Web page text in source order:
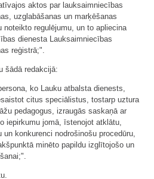
aktos par lauksaimniecības
uzglabāšanas un marķēšanas
regulējumu, un to apliecina
dienesta Lauksaimniecības
reģistrā;".
šādā redakcijā:
ko Lauku atbalsta dienests,
citus speciālistus, tostarp uztura
pedagogus, izraugās saskaņā ar
iepirkumu jomā, īstenojot atklātu,
konkurenci nodrošinošu procedūru,
minēto papildu izglītojošo un